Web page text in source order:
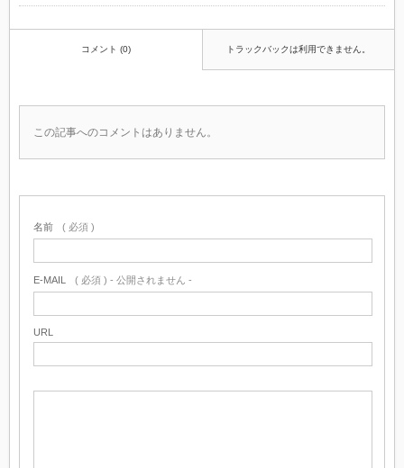
コメント (0) トラックバックは利用できません。
この記事へのコメントはありません。
名前 ( 必須 )
E-MAIL ( 必須 ) - 公開されません -
URL